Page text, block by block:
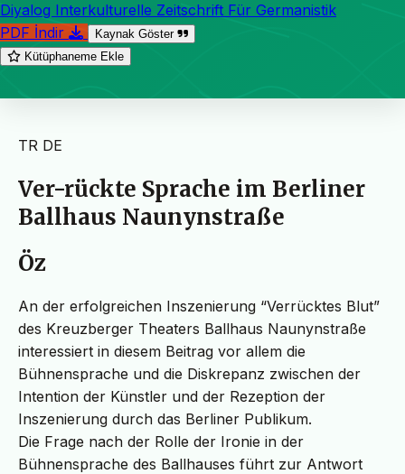
Diyalog Interkulturelle Zeitschrift Für Germanistik
PDF İndir
Kaynak Göster
Kütüphaneme Ekle
TR DE
Ver-rückte Sprache im Berliner
Ballhaus Naunynstraße
Öz
An der erfolgreichen Inszenierung “Verrücktes Blut”
des Kreuzberger Theaters Ballhaus Naunynstraße
interessiert in diesem Beitrag vor allem die
Bühnensprache und die Diskrepanz zwischen der
Intention der Künstler und der Rezeption der
Inszenierung durch das Berliner Publikum.
Die Frage nach der Rolle der Ironie in der
Bühnensprache des Ballhauses führt zur Antwort